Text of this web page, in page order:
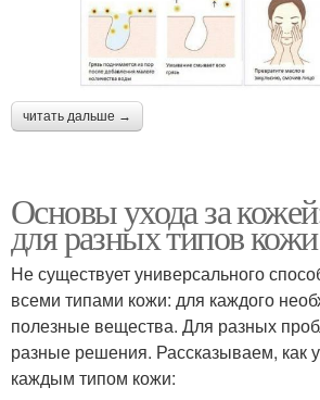
читать дальше →
Основы ухода за
для разных типов кожи
Не существует универсального
всеми типами кожи: для каждого
полезные вещества. Для разных
разные решения. Рассказываем, как
каждым типом кожи: